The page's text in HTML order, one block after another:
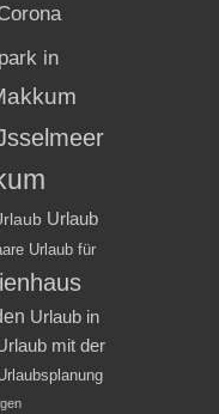
in
Urlaub
Urlaub für
Urlaub in
mit der